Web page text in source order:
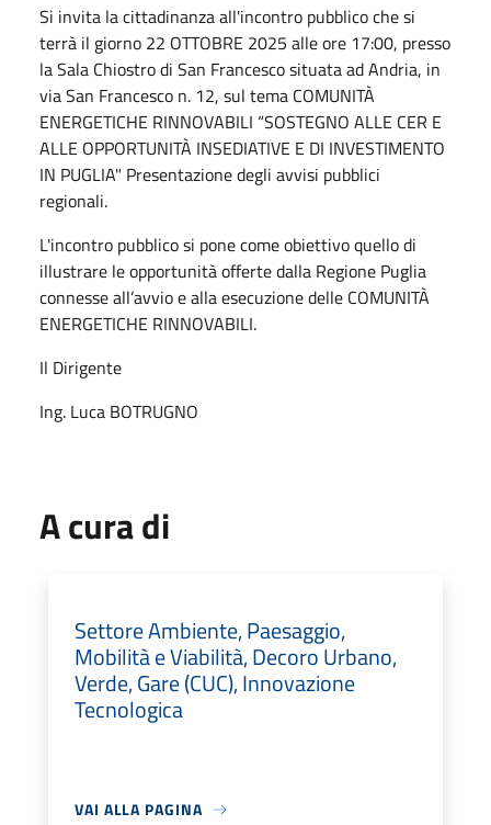
Si invita la cittadinanza all'incontro pubblico che si
terrà il giorno 22 OTTOBRE 2025 alle ore 17:00, presso
la Sala Chiostro di San Francesco situata ad Andria, in
via San Francesco n. 12, sul tema COMUNITÀ
ENERGETICHE RINNOVABILI “SOSTEGNO ALLE CER E
ALLE OPPORTUNITÀ INSEDIATIVE E DI INVESTIMENTO
IN PUGLIA" Presentazione degli avvisi pubblici
regionali.
L'incontro pubblico si pone come obiettivo quello di
illustrare le opportunità offerte dalla Regione Puglia
connesse all’avvio e alla esecuzione delle COMUNITÀ
ENERGETICHE RINNOVABILI.
Il Dirigente
Ing. Luca BOTRUGNO
A cura di
Settore Ambiente, Paesaggio,
Mobilità e Viabilità, Decoro Urbano,
Verde, Gare (CUC), Innovazione
Tecnologica
VAI ALLA PAGINA